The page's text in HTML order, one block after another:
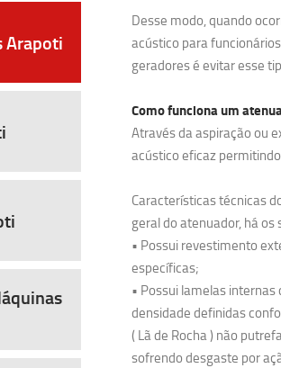
Arapoti
Desse modo, quando
acústico para
geradores é evitar esse
Como funciona um
Através da aspiração ou
acústico eficaz
Características técnicas
geral do atenuador, há
• Possui revestimento
específicas;
• Possui lamelas
densidade definidas
( Lã de Rocha ) não
sofrendo desgaste por